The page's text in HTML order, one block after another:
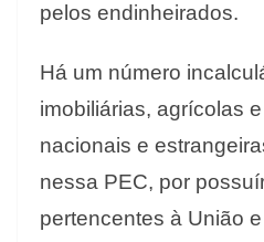
pelos endinheirados.
Há um número
imobiliárias, agrícolas
nacionais e
nessa PEC, por
pertencentes à União